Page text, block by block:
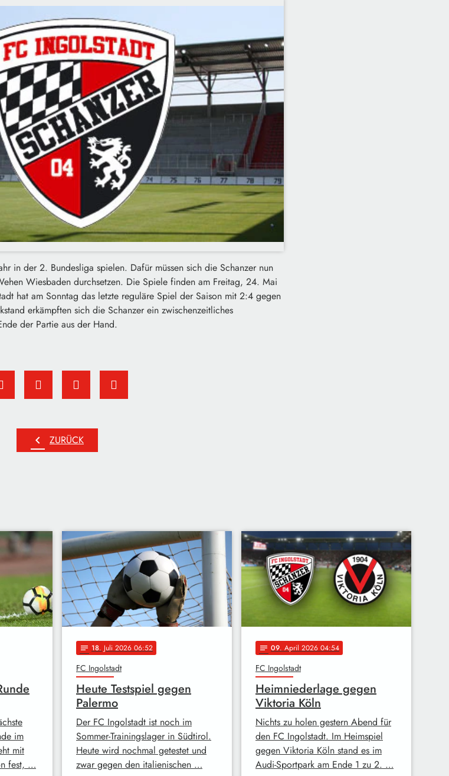
in der 2. Bundesliga spielen. Dafür müssen sich die Schanzer nun
Wiesbaden durchsetzen. Die Spiele finden am Freitag, 24. Mai
hat am Sonntag das letzte reguläre Spiel der Saison mit 2:4 gegen
erkämpften sich die Schanzer ein zwischenzeitliches
der Partie aus der Hand.
chevron_left ZURÜCK
im
mit
fest, …
notes 18. Juli 2026 06:52
FC Ingolstadt
Heute Testspiel gegen
Palermo
Der FC Ingolstadt ist noch im
Sommer-Trainingslager in Südtirol.
Heute wird nochmal getestet und
zwar gegen den italienischen …
notes 09. April 2026 04:54
FC Ingolstadt
Heimniederlage gegen
Viktoria Köln
Nichts zu holen gestern Abend für
den FC Ingolstadt. Im Heimspiel
gegen Viktoria Köln stand es im
Audi-Sportpark am Ende 1 zu 2. …